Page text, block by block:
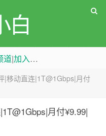
白
greenwebpage|香港|日本|新加坡|美国等多地vps测评|移动直连|1Gbps带宽|年付€29
道|加入电报群
|移动直连|1T@1Gbps|月付
月付¥9.99|